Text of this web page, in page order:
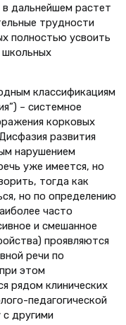
дальнейшем растет
трудности
полностью усвоить
классификациям
– системное
корковых
развития
нарушением
уже имеется, но
тогда как
но по определению
часто
и смешанное
проявляются
речи по
этом
рядом клинических
педагогической
с другими